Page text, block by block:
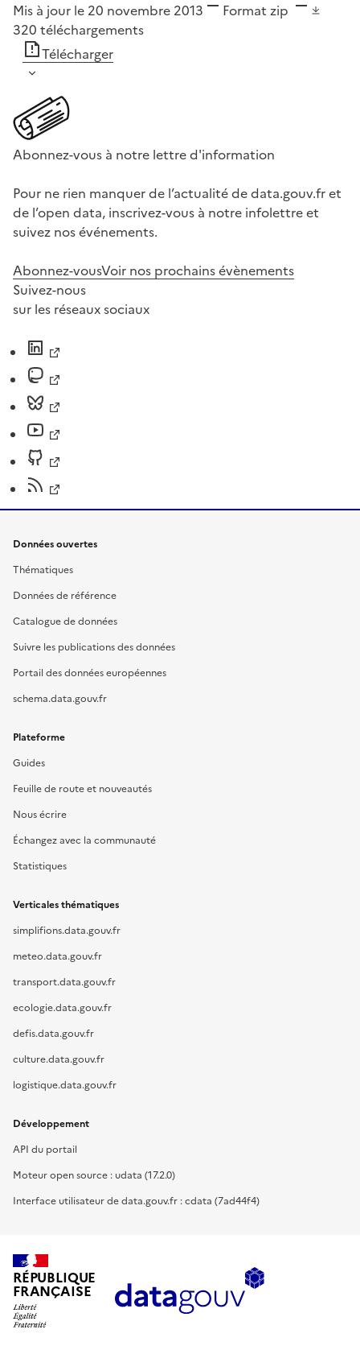
Mis à jour le 20 novembre 2013 Format zip
320 téléchargements
Télécharger
Abonnez-vous à notre lettre d'information
Pour ne rien manquer de l’actualité de data.gouv.fr et
de l’open data, inscrivez-vous à notre infolettre et
suivez nos événements.
Abonnez-vousVoir nos prochains évènements
Suivez-nous
sur les réseaux sociaux
Données ouvertes
Thématiques
Données de référence
Catalogue de données
Suivre les publications des données
Portail des données européennes
schema.data.gouv.fr
Plateforme
Guides
Feuille de route et nouveautés
Nous écrire
Échangez avec la communauté
Statistiques
Verticales thématiques
simplifions.data.gouv.fr
meteo.data.gouv.fr
transport.data.gouv.fr
ecologie.data.gouv.fr
defis.data.gouv.fr
culture.data.gouv.fr
logistique.data.gouv.fr
Développement
API du portail
Moteur open source : udata (17.2.0)
Interface utilisateur de data.gouv.fr : cdata (7ad44f4)
RÉPUBLIQUE
FRANÇAISE